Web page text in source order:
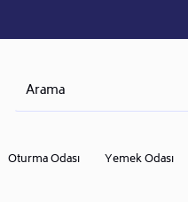
Oturma Odası Yemek Odası